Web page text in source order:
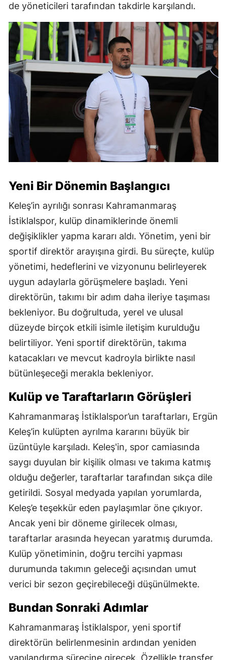
de yöneticileri tarafından takdirle karşılandı.
Yeni Bir Dönemin Başlangıcı
Keleş’in ayrılığı sonrası Kahramanmaraş
İstiklalspor, kulüp dinamiklerinde önemli
değişiklikler yapma kararı aldı. Yönetim, yeni bir
sportif direktör arayışına girdi. Bu süreçte, kulüp
yönetimi, hedeflerini ve vizyonunu belirleyerek
uygun adaylarla görüşmelere başladı. Yeni
direktörün, takımı bir adım daha ileriye taşıması
bekleniyor. Bu doğrultuda, yerel ve ulusal
düzeyde birçok etkili isimle iletişim kurulduğu
belirtiliyor. Yeni sportif direktörün, takıma
katacakları ve mevcut kadroyla birlikte nasıl
bütünleşeceği merakla bekleniyor.
Kulüp ve Taraftarların Görüşleri
Kahramanmaraş İstiklalspor’un taraftarları, Ergün
Keleş’in kulüpten ayrılma kararını büyük bir
üzüntüyle karşıladı. Keleş'in, spor camiasında
saygı duyulan bir kişilik olması ve takıma katmış
olduğu değerler, taraftarlar tarafından sıkça dile
getirildi. Sosyal medyada yapılan yorumlarda,
Keleş’e teşekkür eden paylaşımlar öne çıkıyor.
Ancak yeni bir döneme girilecek olması,
taraftarlar arasında heyecan yaratmış durumda.
Kulüp yönetiminin, doğru tercihi yapması
durumunda takımın geleceği açısından umut
verici bir sezon geçirebileceği düşünülmekte.
Bundan Sonraki Adımlar
Kahramanmaraş İstiklalspor, yeni sportif
direktörün belirlenmesinin ardından yeniden
yapılandırma sürecine girecek. Özellikle transfer